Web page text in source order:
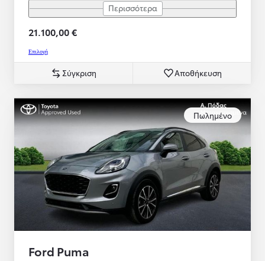
Περισσότερα
21.100,00 €
Επιλογή
Σύγκριση Αποθήκευση
Πωλημένο
Ford Puma